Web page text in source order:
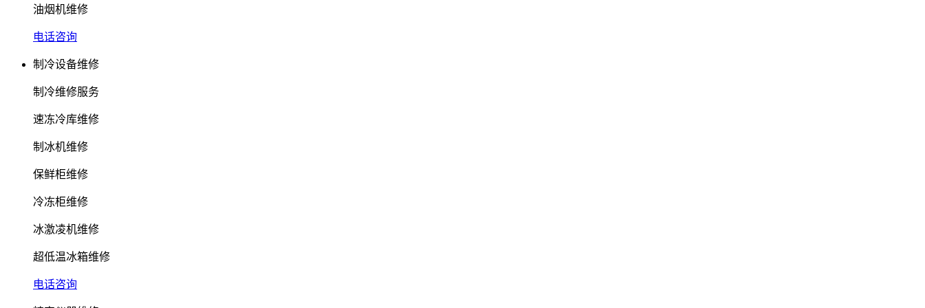
油烟机维修
电话咨询
制冷设备维修
制冷维修服务
速冻冷库维修
制冰机维修
保鲜柜维修
冷冻柜维修
冰激凌机维修
超低温冰箱维修
电话咨询